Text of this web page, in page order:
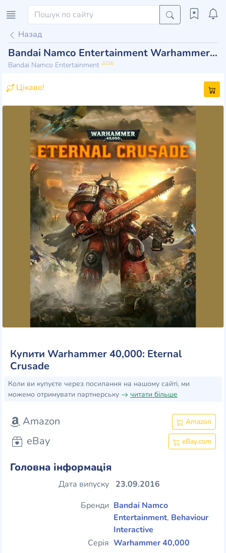
Назад
Bandai Namco Entertainment Warhammer 40,000: Eternal Crusade
Bandai Namco Entertainment 2016
Цікаво!
Купити Warhammer 40,000: Eternal
Crusade
Коли ви купуєте через посилання на нашому сайті, ми
можемо отримувати партнерську
читати більше
Amazon Amazon
eBay eBay.com
Головна інформація
Дата випуску
23.09.2016
Бренди Bandai Namco
Entertainment, Behaviour
Interactive
Серія Warhammer 40,000